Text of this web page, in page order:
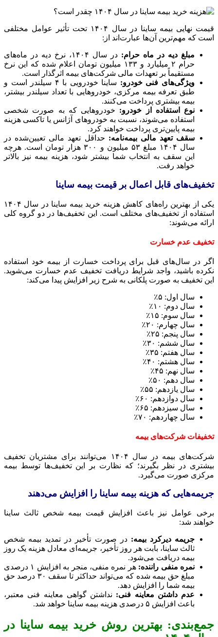
قیمت نهایی بیمه ساینا در سال ۱۴۰۴ تحت تأثیر عوامل مختلفی
است که مهم‌ترین آن‌ها عبارت‌اند از:
مبلغ دیه در ماه حرام:
در سال ۱۴۰۴، نرخ دیه در ماه‌های
حرام ۲ میلیارد و ۱۳۳ میلیون تومان اعلام شده که این نرخ
مستقیماً بر تعهدات مالی شرکت‌های بیمه اثرگذار است.
ویژگی‌های فنی خودرو:
ساینا خودرویی با ۴ سیلندر است و
طبق تعرفه بیمه مرکزی، خودروهایی با تعداد سیلندر بیشتر،
بیمه بیشتری پرداخت می‌کنند.
نوع استفاده از خودرو: خودروهایی که به صورت شخصی
استفاده می‌شوند، نسبت به خودروهای آژانس یا تاکسی هزینه
بیمه پایین‌تری پرداخت خواهند کرد.
سقف تعهد مالی بیمه‌نامه: حداقل تعهد مالی تعیین‌شده در
سال ۱۴۰۴ مبلغ ۵۳ میلیون و ۳۰۰ هزار تومان است. هرچه
این سقف به انتخاب شما بیشتر شود، هزینه بیمه نیز بالاتر
خواهد رفت.
تخفیف‌های قابل اعمال بر قیمت بیمه ساینا
یکی از بهترین راه‌های کاهش هزینه خرید بیمه ساینا در سال ۱۴۰۴
استفاده از تخفیف‌های مختلف است. این تخفیف‌ها در دو گروه کلی
ارائه می‌شوند:
تخفیف عدم خسارت
اگر در سال‌های قبل برای پرداخت خسارت از بیمه خود استفاده
نکرده باشید، واجد شرایط دریافت تخفیف عدم خسارت می‌شوید.
این تخفیف به صورت پلکانی به شرح زیر افزایش پیدا می‌کند:
سال اول: ۵٪
سال دوم: ۱۰٪
سال سوم: ۱۵٪
سال چهارم: ۲۰٪
سال پنجم: ۲۵٪
سال ششم: ۳۰٪
سال هفتم: ۳۵٪
سال هشتم: ۴۰٪
سال نهم: ۴۵٪
سال دهم: ۵۰٪
سال یازدهم: ۵۵٪
سال دوازدهم: ۶۰٪
سال سیزدهم: ۶۵٪
سال چهاردهم: ۷۰٪
تخفیفات شرکت‌های بیمه
شرکت‌های بیمه در سال ۱۴۰۴ می‌توانند برای مشتریان تخفیف
بیشتری در نظر بگیرند؛ که نظارت بر این تخفیف‌ها توسط بیمه
مرکزی صورت می‌گیرد.
جریمه‌هایی که هزینه بیمه ساینا را افزایش می‌دهند
برخی عوامل نیز باعث افزایش قیمت بیمه شخص ثالث ساینا
خواهند شد:
جریمه دیرکرد بیمه: در صورت تأخیر در تمدید بیمه شخص
ثالث ساینا، بابت هر روز تأخیر، جریمه‌ای معادل هزینه یک روز
بیمه دریافت می‌شود.
نمره منفی راننده:
هر نمره منفی، منجر به افزایش ۱ درصدی
مبلغ حق بیمه شده که می‌تواند حداکثر تا سقف ۳۰ درصد حق
بیمه شما را افزایش دهد.
عدم داشتن معاینه فنی: نداشتن گواهی معاینه فنی معتبر،
باعث افزایش ۵ درصدی هزینه بیمه ساینا خواهد شد.
جمع‌بندی: بهترین روش خرید بیمه ساینا در